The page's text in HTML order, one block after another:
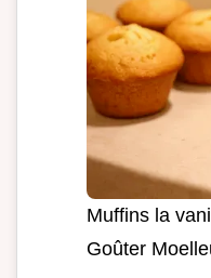
Muffins la
Goûter